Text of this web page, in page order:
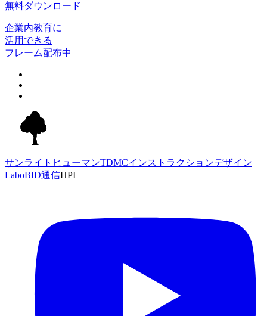
無料ダウンロード
企業内教育に
活用できる
フレーム配布中
サンライトヒューマンTDMCインストラクションデザイン
LaboBID通信HPI